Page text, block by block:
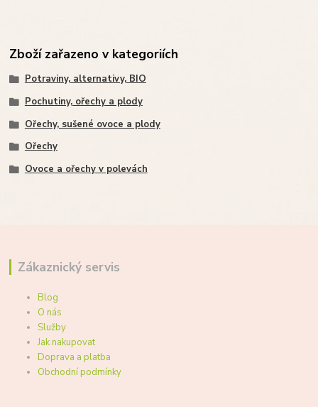
Zboží zařazeno v kategoriích
Potraviny, alternativy, BIO
Pochutiny, ořechy a plody
Ořechy, sušené ovoce a plody
Ořechy
Ovoce a ořechy v polevách
Zákaznický servis
Blog
O nás
Služby
Jak nakupovat
Doprava a platba
Obchodní podmínky